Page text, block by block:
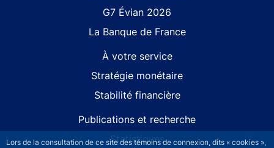
Lors de la consultation de ce site des témoins de connexion, dits « cookies »,
G7 Évian 2026
La Banque de France
À votre service
Stratégie monétaire
Stabilité financière
Publications et recherche
Statistiques